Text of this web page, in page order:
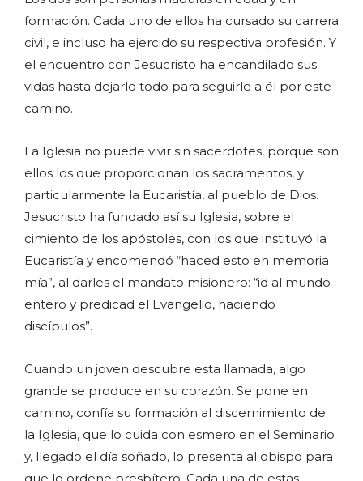
formación. Cada uno de ellos ha cursado su carrera
civil, e incluso ha ejercido su respectiva profesión. Y
el encuentro con Jesucristo ha encandilado sus
vidas hasta dejarlo todo para seguirle a él por este
camino.
La Iglesia no puede vivir sin sacerdotes, porque son
ellos los que proporcionan los sacramentos, y
particularmente la Eucaristía, al pueblo de Dios.
Jesucristo ha fundado así su Iglesia, sobre el
cimiento de los apóstoles, con los que instituyó la
Eucaristía y encomendó “haced esto en memoria
mía”, al darles el mandato misionero: “id al mundo
entero y predicad el Evangelio, haciendo
discípulos”.
Cuando un joven descubre esta llamada, algo
grande se produce en su corazón. Se pone en
camino, confía su formación al discernimiento de
la Iglesia, que lo cuida con esmero en el Seminario
y, llegado el día soñado, lo presenta al obispo para